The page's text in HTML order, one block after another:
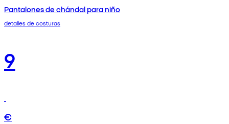
Pantalones de chándal para niño
detalles de costuras
9
€